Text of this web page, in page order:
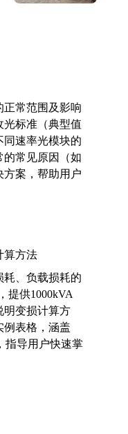
正常范围及影响
光标准（典型值
同速率光模块的
的常见原因（如
方案，帮助用户
算方法
耗、负载损耗的
提供1000kVA
明变损计算方
例表格，涵盖
指导用户快速掌